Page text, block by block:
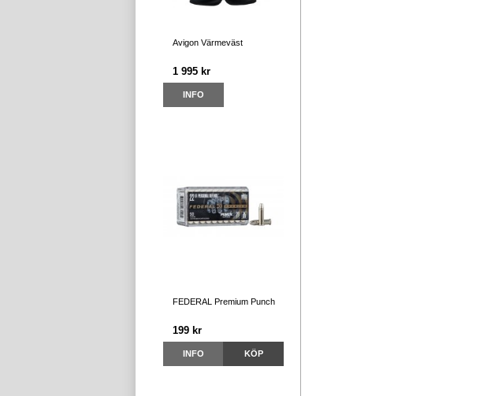
Avigon Värmeväst
1 995 kr
INFO
FEDERAL Premium Punch
199 kr
INFO KÖP